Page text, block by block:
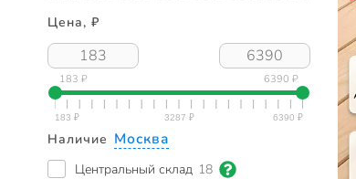
Цена, ₽
183 ₽ 6390 ₽
Наличие Москва
Центральный склад 18